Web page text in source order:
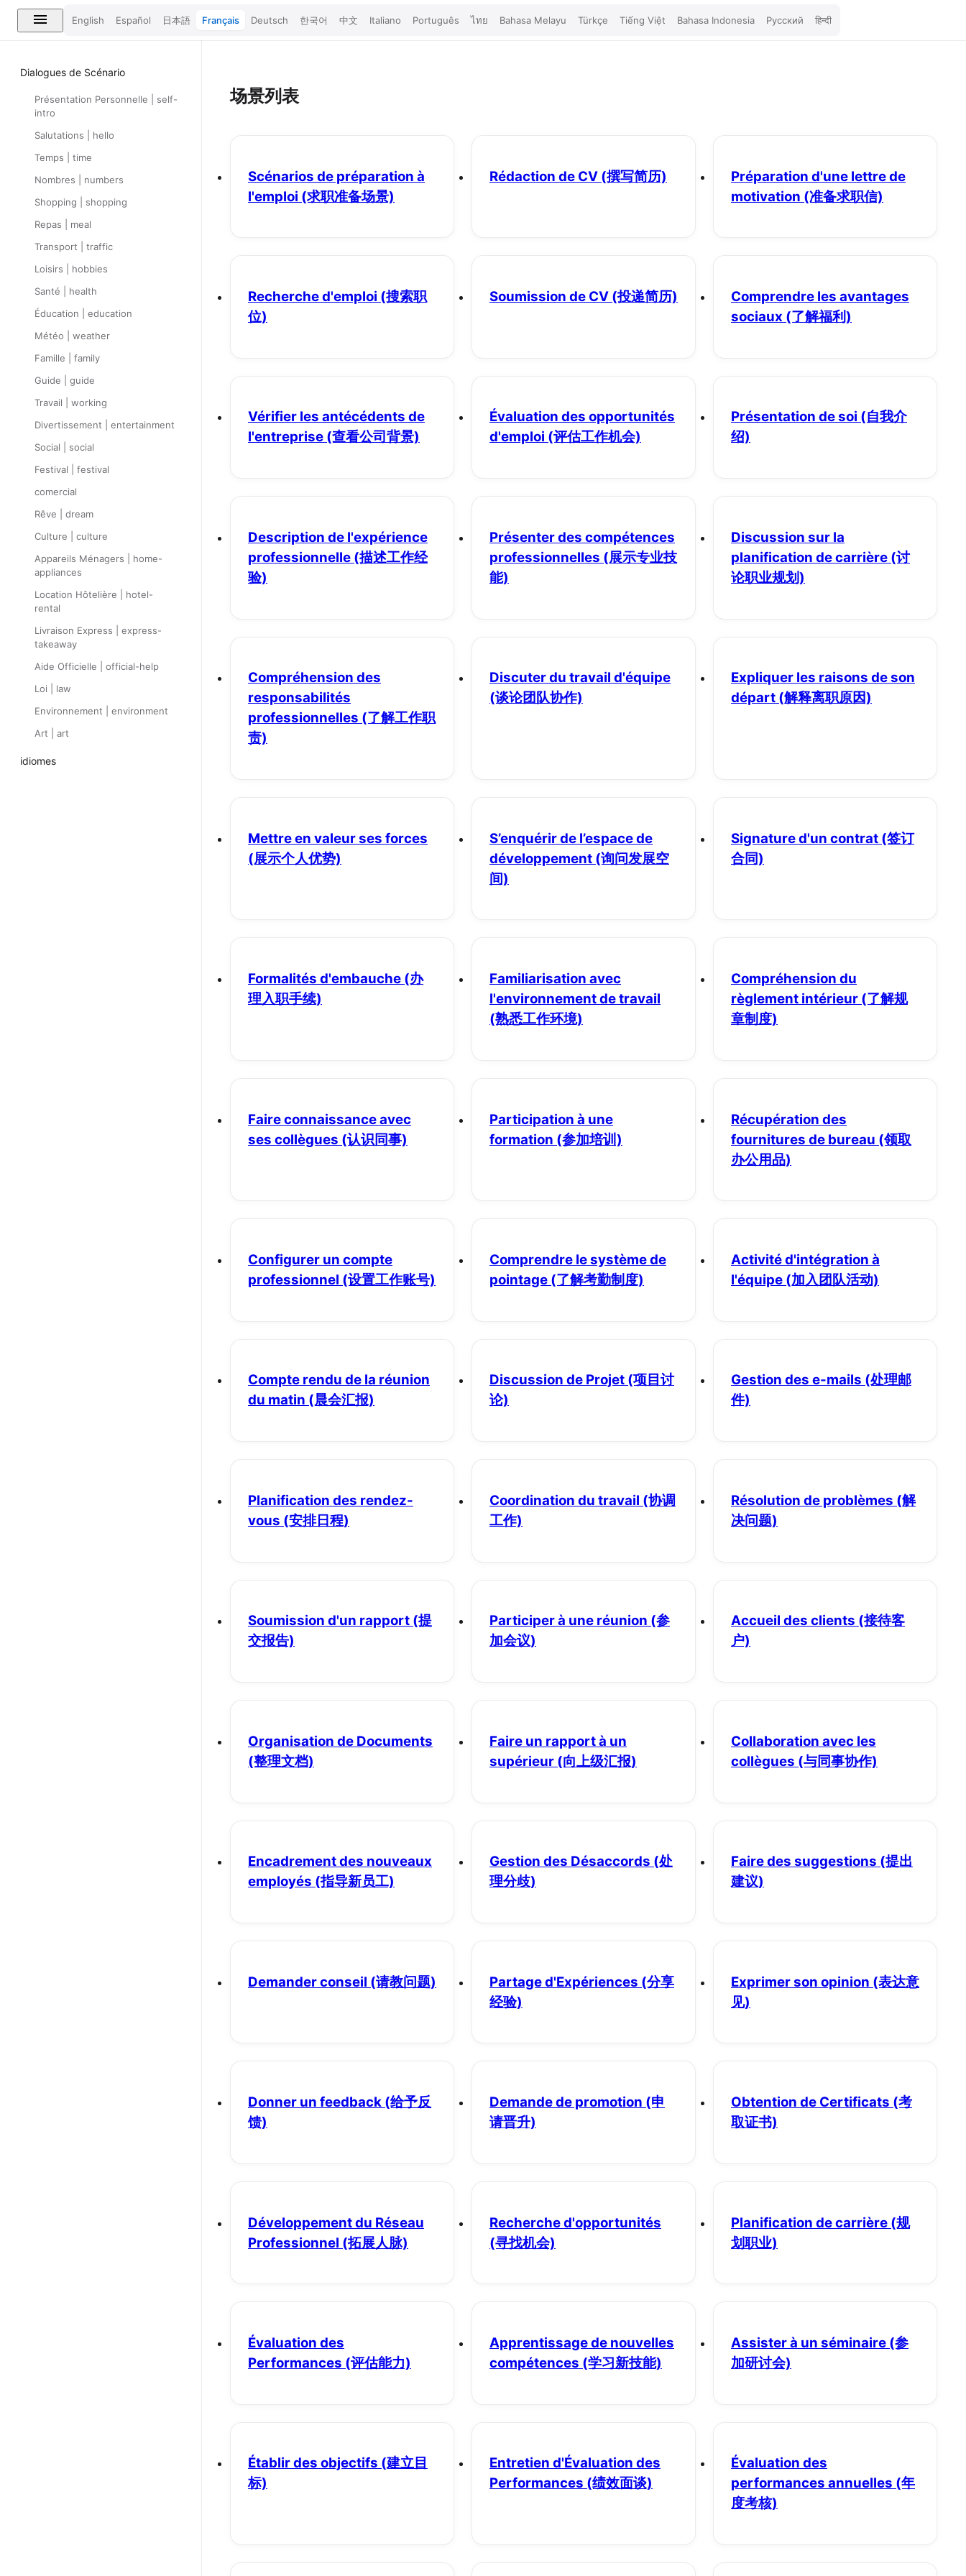
English Español 日本語 Français Deutsch 한국어 中文 Italiano Português ไทย Bahasa Melayu Türkçe Tiếng Việt Bahasa Indonesia Русский हिन्दी
Dialogues de Scénario
Présentation Personnelle | self-
intro
Salutations | hello
Temps | time
Nombres | numbers
Shopping | shopping
Repas | meal
Transport | traffic
Loisirs | hobbies
Santé | health
Éducation | education
Météo | weather
Famille | family
Guide | guide
Travail | working
Divertissement | entertainment
Social | social
Festival | festival
comercial
Rêve | dream
Culture | culture
Appareils Ménagers | home-
appliances
Location Hôtelière | hotel-
rental
Livraison Express | express-
takeaway
Aide Officielle | official-help
Loi | law
Environnement | environment
Art | art
idiomes
场景列表
Scénarios de préparation à
l'emploi (求职准备场景)
Rédaction de CV (撰写简历)
Préparation d'une lettre de
motivation (准备求职信)
Recherche d'emploi (搜索职
位)
Soumission de CV (投递简历)
Comprendre les avantages
sociaux (了解福利)
Vérifier les antécédents de
l'entreprise (查看公司背景)
Évaluation des opportunités
d'emploi (评估工作机会)
Présentation de soi (自我介
绍)
Description de l'expérience
professionnelle (描述工作经
验)
Présenter des compétences
professionnelles (展示专业技
能)
Discussion sur la
planification de carrière (讨
论职业规划)
Compréhension des
responsabilités
professionnelles (了解工作职
责)
Discuter du travail d'équipe
(谈论团队协作)
Expliquer les raisons de son
départ (解释离职原因)
Mettre en valeur ses forces
(展示个人优势)
S’enquérir de l’espace de
développement (询问发展空
间)
Signature d'un contrat (签订
合同)
Formalités d'embauche (办
理入职手续)
Familiarisation avec
l'environnement de travail
(熟悉工作环境)
Compréhension du
règlement intérieur (了解规
章制度)
Faire connaissance avec
ses collègues (认识同事)
Participation à une
formation (参加培训)
Récupération des
fournitures de bureau (领取
办公用品)
Configurer un compte
professionnel (设置工作账号)
Comprendre le système de
pointage (了解考勤制度)
Activité d'intégration à
l'équipe (加入团队活动)
Compte rendu de la réunion
du matin (晨会汇报)
Discussion de Projet (项目讨
论)
Gestion des e-mails (处理邮
件)
Planification des rendez-
vous (安排日程)
Coordination du travail (协调
工作)
Résolution de problèmes (解
决问题)
Soumission d'un rapport (提
交报告)
Participer à une réunion (参
加会议)
Accueil des clients (接待客
户)
Organisation de Documents
(整理文档)
Faire un rapport à un
supérieur (向上级汇报)
Collaboration avec les
collègues (与同事协作)
Encadrement des nouveaux
employés (指导新员工)
Gestion des Désaccords (处
理分歧)
Faire des suggestions (提出
建议)
Demander conseil (请教问题) Partage d'Expériences (分享
经验)
Exprimer son opinion (表达意
见)
Donner un feedback (给予反
馈)
Demande de promotion (申
请晋升)
Obtention de Certificats (考
取证书)
Développement du Réseau
Professionnel (拓展人脉)
Recherche d'opportunités
(寻找机会)
Planification de carrière (规
划职业)
Évaluation des
Performances (评估能力)
Apprentissage de nouvelles
compétences (学习新技能)
Assister à un séminaire (参
加研讨会)
Établir des objectifs (建立目
标)
Entretien d'Évaluation des
Performances (绩效面谈)
Évaluation des
performances annuelles (年
度考核)